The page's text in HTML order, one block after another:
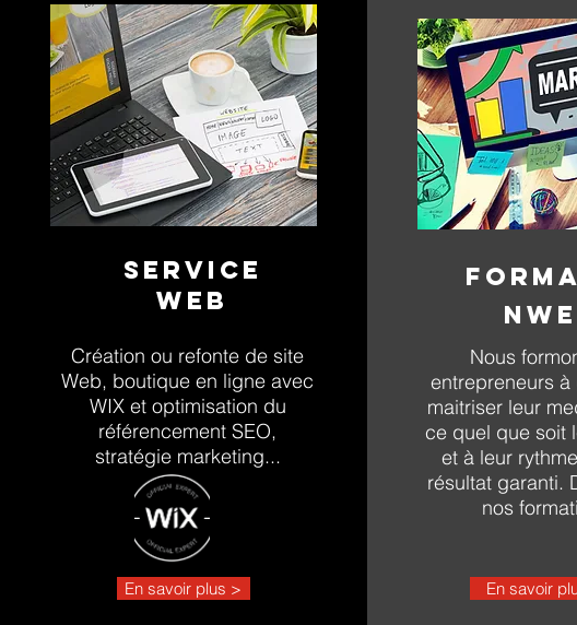
Service
Web
Création ou refonte de site
Web, boutique en ligne avec
WIX et optimisation du
référencement SEO,
stratégie marketing...
En savoir plus >
N
Nous
entrepreneurs à
maitriser leur
ce quel que soit
et à leur
résultat garanti.
nos
En savoir